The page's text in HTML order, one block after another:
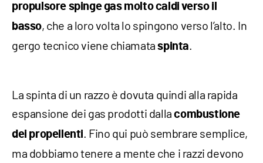
propulsore spinge gas molto caldi verso il
basso, che a loro volta lo spingono verso l’alto. In
gergo tecnico viene chiamataspinta.
La spinta di un razzo è dovuta quindi alla rapida
espansione dei gas prodotti dallacombustione
dei propellenti. Fino qui può sembrare semplice,
ma dobbiamo tenere a mente che i razzi devono